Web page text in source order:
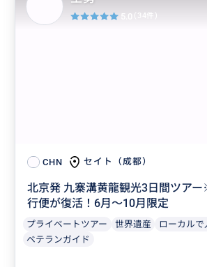
CHN セイト（成都）
北京発 九寨溝黄龍観光3日間ツア
行便が復活！6月～10月限定
プライベートツアー 世界遺産
ローカルで
ベテランガイド
5.0 (34件)